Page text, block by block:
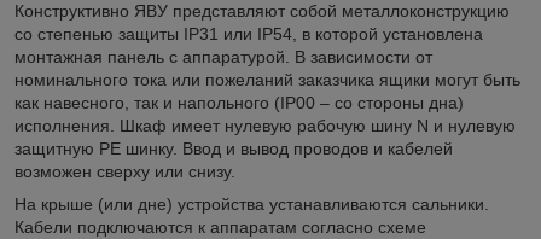
Конструктивно ЯВУ представляют собой металлоконструкцию
со степенью защиты IP31 или IP54, в которой установлена
монтажная панель с аппаратурой. В зависимости от
номинального тока или пожеланий заказчика ящики могут быть
как навесного, так и напольного (IP00 – со стороны дна)
исполнения. Шкаф имеет нулевую рабочую шину N и нулевую
защитную PE шинку. Ввод и вывод проводов и кабелей
возможен сверху или снизу.
На крыше (или дне) устройства устанавливаются сальники.
Кабели подключаются к аппаратам согласно схеме